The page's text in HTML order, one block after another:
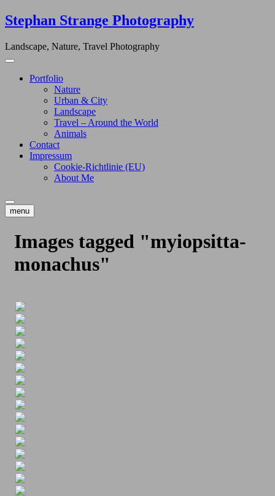
Skip
to
Stephan Strange Photography
Landscape, Nature, Travel Photography
Portfolio
Nature
Urban & City
Landscape
Travel – Around the World
Animals
Contact
Impressum
Cookie-Richtlinie (EU)
About Me
menu
Images tagged "myiopsitta-
monachus"